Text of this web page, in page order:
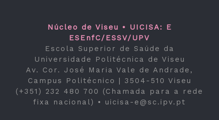
Núcleo de Viseu • UICISA: E
ESEnfC/ESSV/UPV
Escola Superior de Saúde da
Universidade Politécnica de Viseu
Av. Cor. José Maria Vale de Andrade,
Campus Politécnico | 3504-510 Viseu
(+351) 232 480 700 (Chamada para a rede
fixa nacional) • uicisa-e@sc.ipv.pt